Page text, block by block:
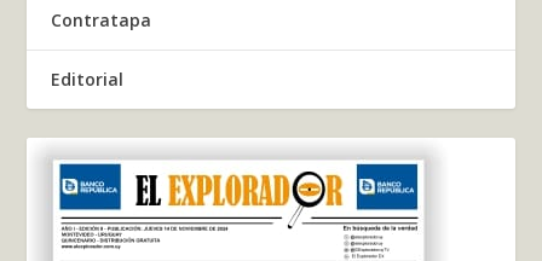
Contratapa
Editorial